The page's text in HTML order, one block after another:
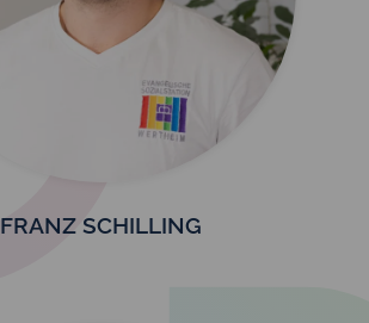
FRANZ SCHILLING